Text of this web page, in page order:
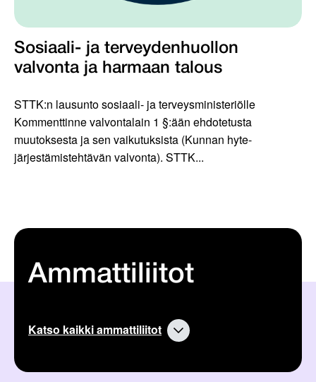
Sosiaali- ja terveydenhuollon
valvonta ja harmaan talous
STTK:n lausunto sosiaali- ja terveysministeriölle
Kommenttinne valvontalain 1 §:ään ehdotetusta
muutoksesta ja sen vaikutuksista (Kunnan hyte-
järjestämistehtävän valvonta). STTK...
Ammattiliitot
Katso kaikki ammattiliitot